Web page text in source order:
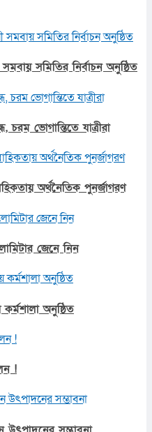
সমিতির নির্বাচন অনুষ্ঠিত
ভোগান্তিতে যাত্রীরা
অর্থনৈতিক পুনর্জাগরণ
জেনে নিন
অনুষ্ঠিত
!